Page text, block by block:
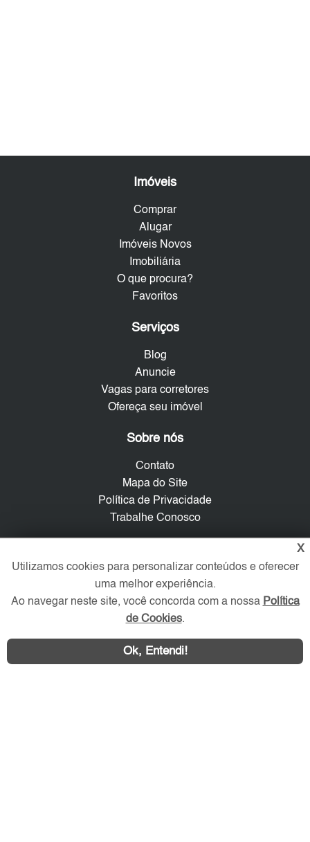
Imóveis
Comprar
Alugar
Imóveis Novos
Imobiliária
O que procura?
Favoritos
Serviços
Blog
Anuncie
Vagas para corretores
Ofereça seu imóvel
Sobre nós
Contato
Mapa do Site
Política de Privacidade
Trabalhe Conosco
Redes Sociais
X
Utilizamos cookies para personalizar conteúdos e oferecer
uma melhor experiência.
Ao navegar neste site, você concorda com a nossa Política
de Cookies.
Ok, Entendi!